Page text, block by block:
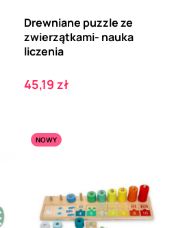
Drewniane puzzle ze
zwierzątkami- nauka
liczenia
Cena
45,19 zł
NOWY